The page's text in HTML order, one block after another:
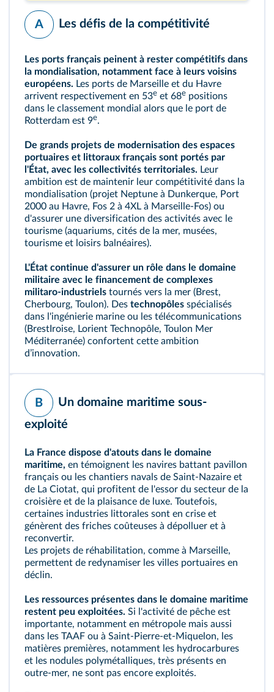
A Les défis de la compétitivité
Les ports français peinent à rester compétitifs dans
la mondialisation, notamment face à leurs voisins
européens. Les ports de Marseille et du Havre
arrivent respectivement en 53e et 68e positions
dans le classement mondial alors que le port de
Rotterdam est 9e.
De grands projets de modernisation des espaces
portuaires et littoraux français sont portés par
l'État, avec les collectivités territoriales. Leur
ambition est de maintenir leur compétitivité dans la
mondialisation (projet Neptune à Dunkerque, Port
2000 au Havre, Fos 2 à 4XL à Marseille-Fos) ou
d'assurer une diversification des activités avec le
tourisme (aquariums, cités de la mer, musées,
tourisme et loisirs balnéaires).
L'État continue d'assurer un rôle dans le domaine
militaire avec le financement de complexes
militaro-industriels tournés vers la mer (Brest,
Cherbourg, Toulon). Des technopôles spécialisés
dans l'ingénierie marine ou les télécommunications
(BrestIroise, Lorient Technopôle, Toulon Mer
Méditerranée) confortent cette ambition
dʼinnovation.
B
Un domaine maritime sous-
exploité
La France dispose d'atouts dans le domaine
maritime, en témoignent les navires battant pavillon
français ou les chantiers navals de Saint-Nazaire et
de La Ciotat, qui profitent de l'essor du secteur de la
croisière et de la plaisance de luxe. Toutefois,
certaines industries littorales sont en crise et
génèrent des friches coûteuses à dépolluer et à
reconvertir.
Les projets de réhabilitation, comme à Marseille,
permettent de redynamiser les villes portuaires en
déclin.
Les ressources présentes dans le domaine maritime
restent peu exploitées. Si l'activité de pêche est
importante, notamment en métropole mais aussi
dans les TAAF ou à Saint-Pierre-et-Miquelon, les
matières premières, notamment les hydrocarbures
et les nodules polymétalliques, très présents en
outre-mer, ne sont pas encore exploités.